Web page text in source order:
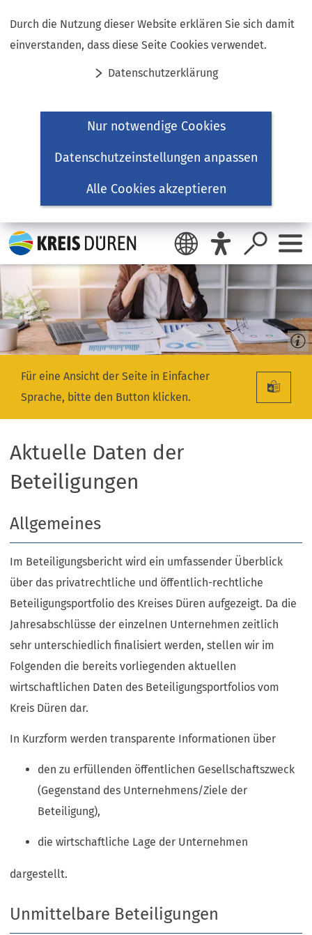
Durch die Nutzung dieser Website erklären Sie sich damit
einverstanden, dass diese Seite Cookies verwendet.
Datenschutzerklärung
Nur notwendige Cookies
Datenschutzeinstellungen anpassen
Alle Cookies akzeptieren
Inhalt anspringen
Für eine Ansicht der Seite in Einfacher
Sprache, bitte den Button klicken.
Aktuelle Daten der
Beteiligungen
Allgemeines
Im Beteiligungsbericht wird ein umfassender Überblick
über das privatrechtliche und öffentlich-rechtliche
Beteiligungsportfolio des Kreises Düren aufgezeigt. Da die
Jahresabschlüsse der einzelnen Unternehmen zeitlich
sehr unterschiedlich finalisiert werden, stellen wir im
Folgenden die bereits vorliegenden aktuellen
wirtschaftlichen Daten des Beteiligungsportfolios vom
Kreis Düren dar.
In Kurzform werden transparente Informationen über
den zu erfüllenden öffentlichen Gesellschaftszweck
(Gegenstand des Unternehmens/Ziele der
Beteiligung),
die wirtschaftliche Lage der Unternehmen
dargestellt.
Unmittelbare Beteiligungen